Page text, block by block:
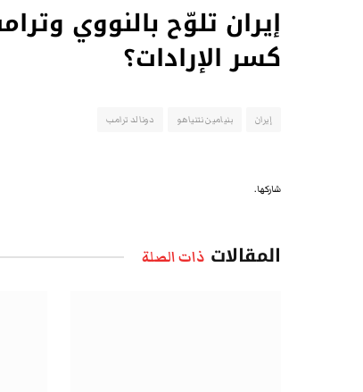
إيران تلوّح بالنووي
كسر الإرادات؟
إيران بنيامين نتنياهو دونالد ترامب
شاركها.
المقالات ذات الصلة